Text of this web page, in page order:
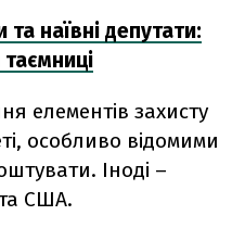
та наївні депутати:
елементів захисту
особливо відомими
Іноді –
США.